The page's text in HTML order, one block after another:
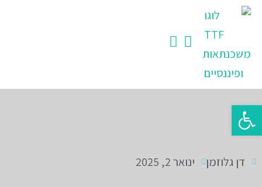
פתח סרגל נגישות
דילוג
דן גלוזמן ינואר 2, 2025